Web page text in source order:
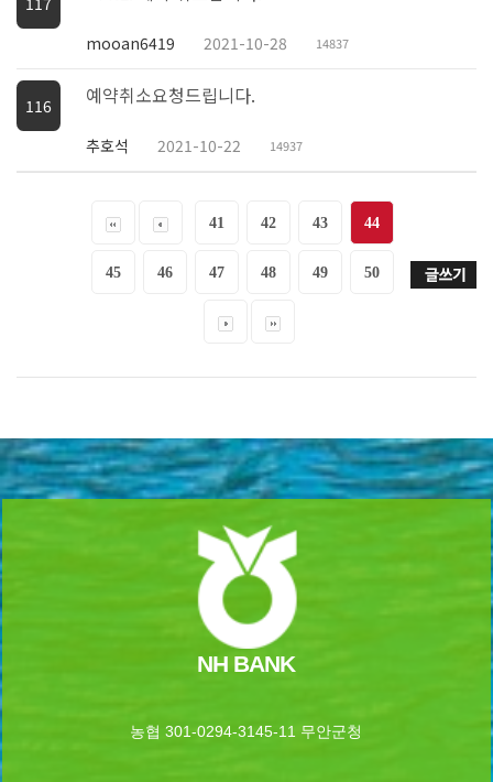
mooan6419 2021-10-28 14837
116 예약취소요청드립니다.
추호석 2021-10-22 14937
41 42 43 44
45 46 47 48 49 50
NH BANK
농협 301-0294-3145-11 무안군청